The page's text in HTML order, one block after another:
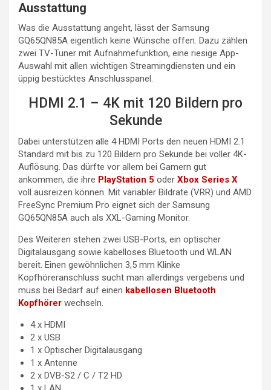
Ausstattung
Was die Ausstattung angeht, lässt der Samsung
GQ65QN85A eigentlich keine Wünsche offen. Dazu zählen
zwei TV-Tuner mit Aufnahmefunktion, eine riesige App-
Auswahl mit allen wichtigen Streamingdiensten und ein
üppig bestücktes Anschlusspanel.
HDMI 2.1 – 4K mit 120 Bildern pro
Sekunde
Dabei unterstützen alle 4 HDMI Ports den neuen HDMI 2.1
Standard mit bis zu 120 Bildern pro Sekunde bei voller 4K-
Auflösung. Das dürfte vor allem bei Gamern gut
ankommen, die ihre PlayStation 5 oder Xbox Series X
voll ausreizen können. Mit variabler Bildrate (VRR) und AMD
FreeSync Premium Pro eignet sich der Samsung
GQ65QN85A auch als XXL-Gaming Monitor.
Des Weiteren stehen zwei USB-Ports, ein optischer
Digitalausgang sowie kabelloses Bluetooth und WLAN
bereit. Einen gewöhnlichen 3,5 mm Klinke
Kopfhöreranschluss sucht man allerdings vergebens und
muss bei Bedarf auf einen kabellosen Bluetooth
Kopfhörer wechseln.
4 x HDMI
2 x USB
1 x Optischer Digitalausgang
1 x Antenne
2 x DVB-S2 / C / T2 HD